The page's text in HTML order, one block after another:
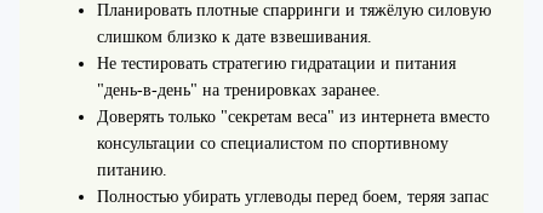
Планировать плотные спарринги и тяжёлую силовую
слишком близко к дате взвешивания.
Не тестировать стратегию гидратации и питания
"день-в-день" на тренировках заранее.
Доверять только "секретам веса" из интернета вместо
консультации со специалистом по спортивному
питанию.
Полностью убирать углеводы перед боем, теряя запас